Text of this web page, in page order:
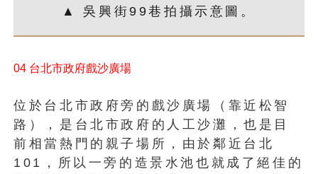
▲ 吳興街99巷拍攝示意圖。
04 台北市政府戲沙廣場
位於台北市政府旁的戲沙廣場（靠近松智
路），是台北市政府的人工沙灘，也是目
前相當熱門的親子場所，由於鄰近台北
101，所以一旁的造景水池也就成了絕佳的